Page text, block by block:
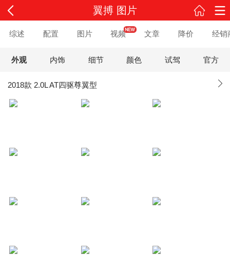
翼搏 图片
综述 配置 图片 视频 文章 降价 经销
外观 内饰 细节 颜色 试驾 官方
2018款 2.0L AT四驱尊翼型